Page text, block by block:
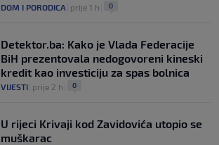
DOM I PORODICA prije 1 h 0
Detektor.ba: Kako je Vlada Federacije
BiH prezentovala nedogovoreni kineski
kredit kao investiciju za spas bolnica
VIJESTI prije 2 h 0
U rijeci Krivaji kod Zavidovića utopio se
muškarac